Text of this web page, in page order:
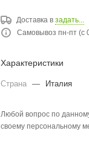
Доставка в задать...
Самовывоз пн-пт (с
Характеристики
Страна — Италия
Любой вопрос по
своему персональному